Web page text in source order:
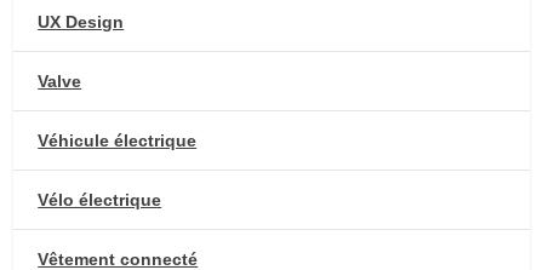
UX Design
Valve
Véhicule électrique
Vélo électrique
Vêtement connecté